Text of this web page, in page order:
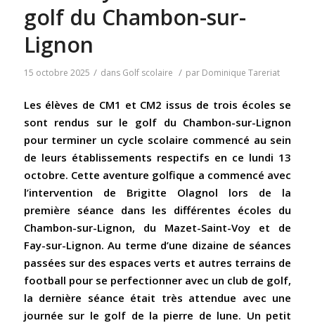
golf du Chambon-sur-
Lignon
15 octobre 2025 / dans Golf scolaire / par Dominique Tareriat
Les élèves de CM1 et CM2 issus de trois écoles se
sont rendus sur le golf du Chambon-sur-Lignon
pour terminer un cycle scolaire commencé au sein
de leurs établissements respectifs en ce lundi 13
octobre. Cette aventure golfique a commencé avec
l’intervention de Brigitte Olagnol lors de la
première séance dans les différentes écoles du
Chambon-sur-Lignon, du Mazet-Saint-Voy et de
Fay-sur-Lignon. Au terme d’une dizaine de séances
passées sur des espaces verts et autres terrains de
football pour se perfectionner avec un club de golf,
la dernière séance était très attendue avec une
journée sur le golf de la pierre de lune. Un petit